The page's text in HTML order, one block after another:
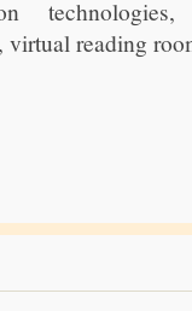
reading